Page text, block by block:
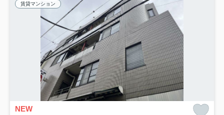
賃貸マンション
NEW